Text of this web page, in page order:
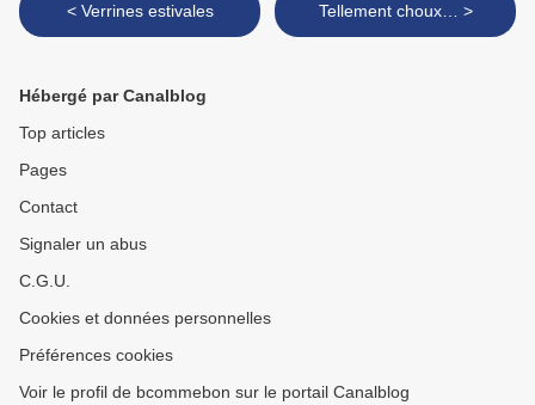
< Verrines estivales Tellement choux… >
Hébergé par Canalblog
Top articles
Pages
Contact
Signaler un abus
C.G.U.
Cookies et données personnelles
Préférences cookies
Voir le profil de bcommebon sur le portail Canalblog